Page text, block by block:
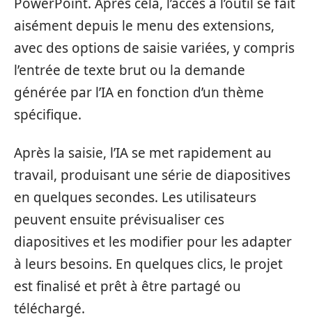
aisément depuis le menu des extensions,
avec des options de saisie variées, y compris
l’entrée de texte brut ou la demande
générée par l’IA en fonction d’un thème
spécifique.
Après la saisie, l’IA se met rapidement au
travail, produisant une série de diapositives
en quelques secondes. Les utilisateurs
peuvent ensuite prévisualiser ces
diapositives et les modifier pour les adapter
à leurs besoins. En quelques clics, le projet
est finalisé et prêt à être partagé ou
téléchargé.